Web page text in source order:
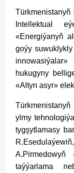
Intellektual
«Energiýanyň
goýy
hukugyny
«Altyn asyr»
ylmy
tygşytlamasy
A.Pirmedowyň
taýýarlama